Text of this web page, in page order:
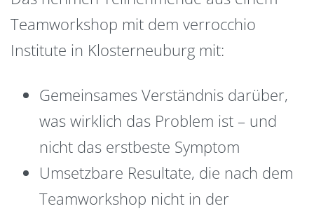
Teamworkshop mit dem verrocchio
Institute in Klosterneuburg mit:
Gemeinsames Verständnis darüber,
was wirklich das Problem ist – und
nicht das erstbeste Symptom
Umsetzbare Resultate, die nach dem
Teamworkshop nicht in der